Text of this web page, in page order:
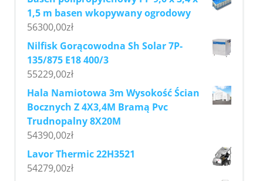
1,5 m basen wkopywany ogrodowy
56300,00zł
Nilfisk Gorącowodna Sh Solar 7P-
135/875 E18 400/3
55229,00zł
Hala Namiotowa 3m Wysokość Ścian
Bocznych Z 4X3,4M Bramą Pvc
Trudnopalny 8X20M
54390,00zł
Lavor Thermic 22H3521
54279,00zł